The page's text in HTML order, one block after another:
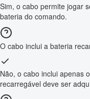
Sim, o cabo permite jogar
bateria do comando.
O cabo inclui a bateria
Não, o cabo inclui apenas
recarregável deve ser